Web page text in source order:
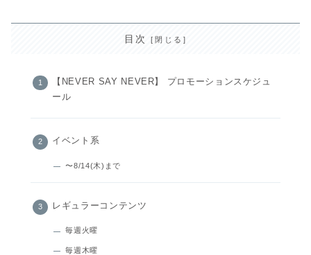
目次
【NEVER SAY NEVER】 プロモーションスケジュ
ール
イベント系
〜8/14(木)まで
レギュラーコンテンツ
毎週火曜
毎週木曜